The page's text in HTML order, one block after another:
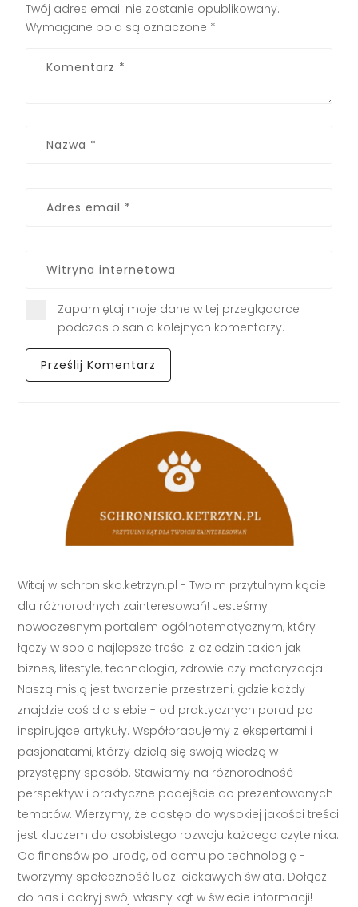
Twój adres email nie zostanie opublikowany.
Wymagane pola są oznaczone *
Zapamiętaj moje dane w tej przeglądarce
podczas pisania kolejnych komentarzy.
Witaj w schronisko.ketrzyn.pl - Twoim przytulnym kącie
dla różnorodnych zainteresowań! Jesteśmy
nowoczesnym portalem ogólnotematycznym, który
łączy w sobie najlepsze treści z dziedzin takich jak
biznes, lifestyle, technologia, zdrowie czy motoryzacja.
Naszą misją jest tworzenie przestrzeni, gdzie każdy
znajdzie coś dla siebie - od praktycznych porad po
inspirujące artykuły. Współpracujemy z ekspertami i
pasjonatami, którzy dzielą się swoją wiedzą w
przystępny sposób. Stawiamy na różnorodność
perspektyw i praktyczne podejście do prezentowanych
tematów. Wierzymy, że dostęp do wysokiej jakości treści
jest kluczem do osobistego rozwoju każdego czytelnika.
Od finansów po urodę, od domu po technologię -
tworzymy społeczność ludzi ciekawych świata. Dołącz
do nas i odkryj swój własny kąt w świecie informacji!